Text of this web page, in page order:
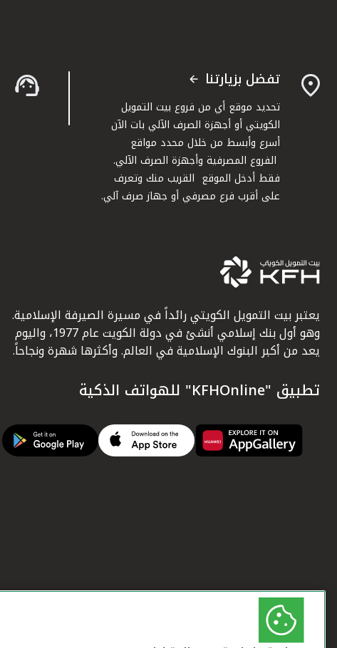
تفضل بزيارتنا
تحديد موقع أي من فروع بيت التمويل
الكويتي أو أجهزة الصرف الآلي بات الآن
أسرع وأبسط من خلال محدد مواقع
الفروع المصرفية وأجهزة الصرف الآلي.
فقط أدخل الموقع القريب منك وتعرف
على أقرب فرع مصرفي أو جهاز صرف آلي.
يعتبر بيت التمويل الكويتي رائداً في مسيرة الصيرفة الإسلامية.
وهو أول بنك إسلامي أنشئ في دولة الكويت عام 1977، واليوم
يعد من أكبر البنوك الإسلامية في العالم. وأكثرها شهرة ونجاحاً.
تطبيق "KFHOnline" للهواتف الذكية